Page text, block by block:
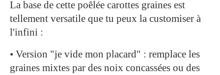
La base de cette poêlée carottes graines est
tellement versatile que tu peux la customiser à
l'infini :
• Version "je vide mon placard" : remplace les
graines mixtes par des noix concassées ou des